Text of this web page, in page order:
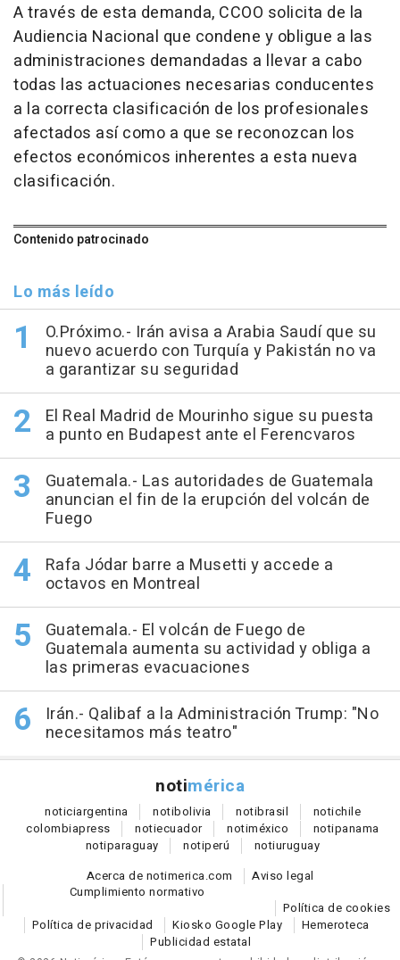
A través de esta demanda, CCOO solicita de la
Audiencia Nacional que condene y obligue a las
administraciones demandadas a llevar a cabo
todas las actuaciones necesarias conducentes
a la correcta clasificación de los profesionales
afectados así como a que se reconozcan los
efectos económicos inherentes a esta nueva
clasificación.
Contenido patrocinado
Lo más leído
O.Próximo.- Irán avisa a Arabia Saudí que su
nuevo acuerdo con Turquía y Pakistán no va
a garantizar su seguridad
El Real Madrid de Mourinho sigue su puesta
a punto en Budapest ante el Ferencvaros
Guatemala.- Las autoridades de Guatemala
anuncian el fin de la erupción del volcán de
Fuego
Rafa Jódar barre a Musetti y accede a
octavos en Montreal
Guatemala.- El volcán de Fuego de
Guatemala aumenta su actividad y obliga a
las primeras evacuaciones
Irán.- Qalibaf a la Administración Trump: "No
necesitamos más teatro"
notimérica
noticiargentina notibolivia notibrasil notichile
colombiapress notiecuador notiméxico notipanama
notiparaguay notiperú notiuruguay
Acerca de notimerica.com
Aviso legal
Cumplimiento normativo
Política de cookies
Política de privacidad
Kiosko Google Play
Hemeroteca
Publicidad estatal